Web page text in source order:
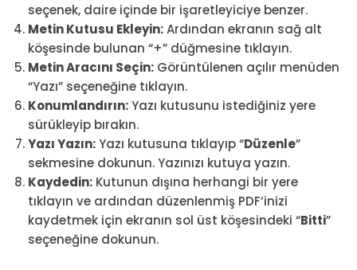
seçenek, daire içinde bir işaretleyiciye benzer.
Metin Kutusu Ekleyin:Ardından ekranın sağ alt
köşesinde bulunan “+” düğmesine tıklayın.
Metin Aracını Seçin: Görüntülenen açılır menüden
“Yazı” seçeneğine tıklayın.
Konumlandırın:Yazı kutusunu istediğiniz yere
sürükleyip bırakın.
Yazı Yazın:Yazı kutusuna tıklayıp “Düzenle”
sekmesine dokunun. Yazınızı kutuya yazın.
Kaydedin: Kutunun dışına herhangi bir yere
tıklayın ve ardından düzenlenmiş PDF’inizi
kaydetmek için ekranın sol üst köşesindeki “Bitti”
seçeneğine dokunun.